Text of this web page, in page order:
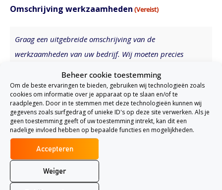
Beheer cookie toestemming
Om de beste ervaringen te bieden, gebruiken wij technologieën zoals
cookies om informatie over je apparaat op te slaan en/of te
raadplegen. Door in te stemmen met deze technologieën kunnen wij
gegevens zoals surfgedrag of unieke ID's op deze site verwerken. Als je
geen toestemming geeft of uw toestemming intrekt, kan dit een
nadelige invloed hebben op bepaalde functies en mogelijkheden.
Accepteren
Weiger
Omschrijving werkzaamheden (Vereist)
Graag een uitgebreide omschrijving van de
werkzaamheden van uw bedrijf. Wij moeten precies
kunnen vinden.